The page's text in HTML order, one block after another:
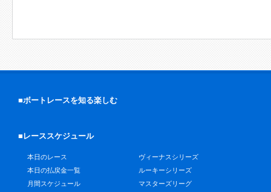
■ボートレースを知る楽しむ
■レーススケジュール
本日のレース
本日の払戻金一覧
月間スケジュール
ヴィーナスシリーズ
ルーキーシリーズ
マスターズリーグ